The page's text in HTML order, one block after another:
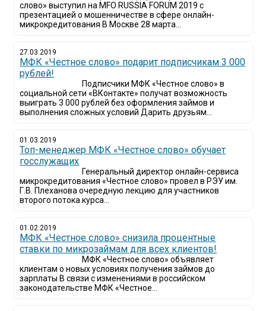
слово» выступил на MFO RUSSIA FORUM 2019 с
презентацией о мошенничестве в сфере онлайн-
микрокредитования В Москве 28 марта...
27.03.2019
МФК «Честное слово» подарит подписчикам 3 000
рублей!
Подписчики МФК «Честное слово» в
социальной сети «ВКонтакте» получат возможность
выиграть 3 000 рублей без оформления займов и
выполнения сложных условий Дарить друзьям...
01.03.2019
Топ-менеджер МФК «Честное слово» обучает
госслужащих
Генеральный директор онлайн-сервиса
микрокредитования «Честное слово» провел в РЭУ им.
Г.В. Плеханова очередную лекцию для участников
второго потока курса...
01.02.2019
МФК «Честное слово» снизила процентные
ставки по микрозаймам для всех клиентов!
МФК «Честное слово» объявляет
клиентам о новых условиях получения займов до
зарплаты В связи с изменениями в российском
законодательстве МФК «Честное...